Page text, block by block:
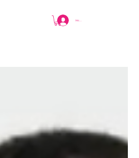
Iniciar sesión